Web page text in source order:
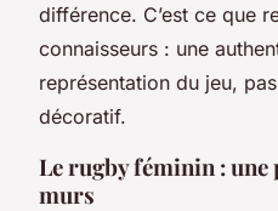
différence. C’est ce que
connaisseurs : une
représentation du jeu,
décoratif.
Le rugby féminin : une
murs